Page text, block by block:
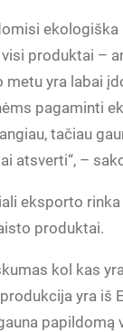
produktai –
yra labai
pagaminti
tačiau
atsverti“, –
eksporto
produktai.
kol kas
yra iš
papildomą